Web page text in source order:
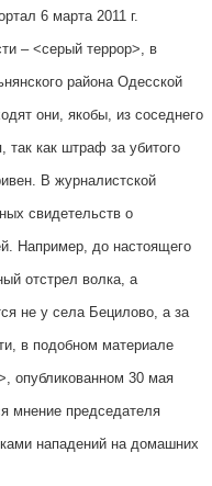
6 марта 2011 г.
– <серый террор>, в
района Одесской
они, якобы, из соседнего
так как штраф за убитого
В журналистской
свидетельств о
Например, до настоящего
отстрел волка, а
не у села Бецилово, а за
в подобном материале
опубликованном 30 мая
мнение председателя
нападений на домашних